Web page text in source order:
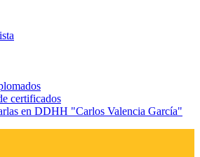
certificados
en DDHH "Carlos Valencia García"